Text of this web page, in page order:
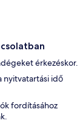
érkezéskor.
nyitvatartási idő
fordításához